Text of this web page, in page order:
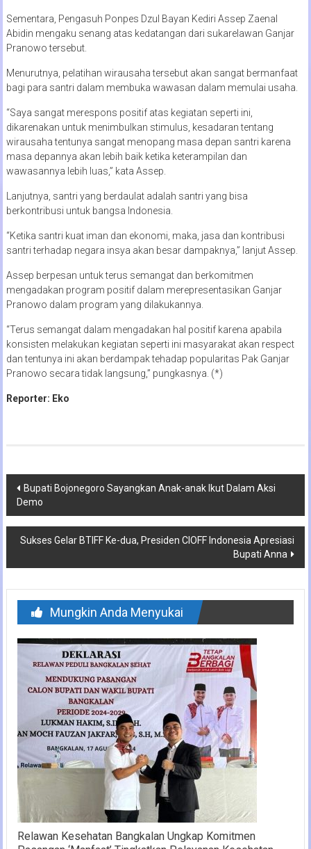
Sementara, Pengasuh Ponpes Dzul Bayan Kediri Assep Zaenal
Abidin mengaku senang atas kedatangan dari sukarelawan Ganjar
Pranowo tersebut.
Menurutnya, pelatihan wirausaha tersebut akan sangat bermanfaat
bagi para santri dalam membuka wawasan dalam memulai usaha.
“Saya sangat merespons positif atas kegiatan seperti ini,
dikarenakan untuk menimbulkan stimulus, kesadaran tentang
wirausaha tentunya sangat menopang masa depan santri karena
masa depannya akan lebih baik ketika keterampilan dan
wawasannya lebih luas,” kata Assep.
Lanjutnya, santri yang berdaulat adalah santri yang bisa
berkontribusi untuk bangsa Indonesia.
“Ketika santri kuat iman dan ekonomi, maka, jasa dan kontribusi
santri terhadap negara insya akan besar dampaknya,” lanjut Assep.
Assep berpesan untuk terus semangat dan berkomitmen
mengadakan program positif dalam merepresentasikan Ganjar
Pranowo dalam program yang dilakukannya.
“Terus semangat dalam mengadakan hal positif karena apabila
konsisten melakukan kegiatan seperti ini masyarakat akan respect
dan tentunya ini akan berdampak tehadap popularitas Pak Ganjar
Pranowo secara tidak langsung,” pungkasnya. (*)
Reporter: Eko
Navigasi
pos
Bupati Bojonegoro Sayangkan Anak-anak Ikut Dalam Aksi
Demo
Sukses Gelar BTIFF Ke-dua, Presiden CIOFF Indonesia Apresiasi
Bupati Anna
Mungkin Anda Menyukai
Relawan Kesehatan Bangkalan Ungkap Komitmen